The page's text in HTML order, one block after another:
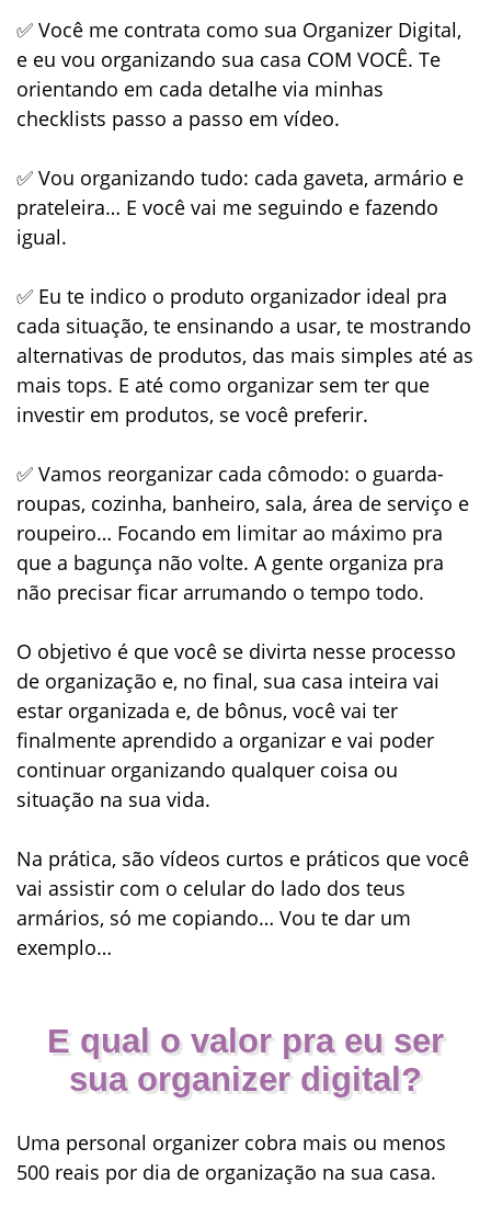
✅ Você me contrata como sua Organizer Digital,
e eu vou organizando sua casa COM VOCÊ. Te
orientando em cada detalhe via minhas
checklists passo a passo em vídeo.
✅ Vou organizando tudo: cada gaveta, armário e
prateleira… E você vai me seguindo e fazendo
igual.
✅ Eu te indico o produto organizador ideal pra
cada situação, te ensinando a usar, te mostrando
alternativas de produtos, das mais simples até as
mais tops. E até como organizar sem ter que
investir em produtos, se você preferir.
✅ Vamos reorganizar cada cômodo: o guarda-
roupas, cozinha, banheiro, sala, área de serviço e
roupeiro… Focando em limitar ao máximo pra
que a bagunça não volte. A gente organiza pra
não precisar ficar arrumando o tempo todo.
O objetivo é que você se divirta nesse processo
de organização e, no final, sua casa inteira vai
estar organizada e, de bônus, você vai ter
finalmente aprendido a organizar e vai poder
continuar organizando qualquer coisa ou
situação na sua vida.
Na prática, são vídeos curtos e práticos que você
vai assistir com o celular do lado dos teus
armários, só me copiando… Vou te dar um
exemplo…
E qual o valor pra eu ser
sua organizer digital?
Uma personal organizer cobra mais ou menos
500 reais por dia de organização na sua casa.